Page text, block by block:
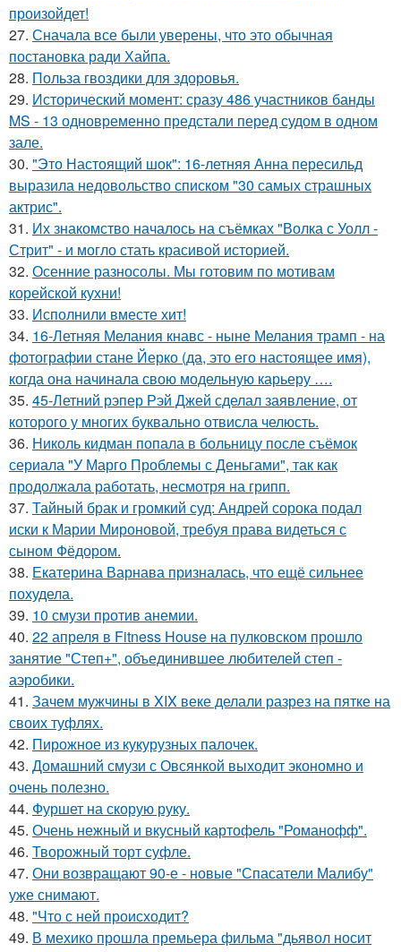
произойдет!
27. Сначала все были уверены, что это обычная
постановка ради Хайпа.
28. Польза гвоздики для здоровья.
29. Исторический момент: сразу 486 участников банды
MS - 13 одновременно предстали перед судом в одном
зале.
30. "Это Настоящий шок": 16-летняя Анна пересильд
выразила недовольство списком "30 самых страшных
актрис".
31. Их знакомство началось на съёмках "Волка с Уолл -
Стрит" - и могло стать красивой историей.
32. Осенние разносолы. Мы готовим по мотивам
корейской кухни!
33. Исполнили вместе хит!
34. 16-Летняя Мелания кнавс - ныне Мелания трамп - на
фотографии стане Йерко (да, это его настоящее имя),
когда она начинала свою модельную карьеру ….
35. 45-Летний рэпер Рэй Джей сделал заявление, от
которого у многих буквально отвисла челюсть.
36. Николь кидман попала в больницу после съёмок
сериала "У Марго Проблемы с Деньгами", так как
продолжала работать, несмотря на грипп.
37. Тайный брак и громкий суд: Андрей сорока подал
иски к Марии Мироновой, требуя права видеться с
сыном Фёдором.
38. Екатерина Варнава призналась, что ещё сильнее
похудела.
39. 10 смузи против анемии.
40. 22 апреля в Fitness House на пулковском прошло
занятие "Степ+", объединившее любителей степ -
аэробики.
41. Зачем мужчины в XIX веке делали разрез на пятке на
своих туфлях.
42. Пирожное из кукурузных палочек.
43. Домашний смузи с Овсянкой выходит экономно и
очень полезно.
44. Фуршет на скорую руку.
45. Очень нежный и вкусный картофель "Романофф".
46. Творожный торт суфле.
47. Они возвращают 90-е - новые "Спасатели Малибу"
уже снимают.
48. "Что с ней происходит?
49. В мехико прошла премьера фильма "дьявол носит